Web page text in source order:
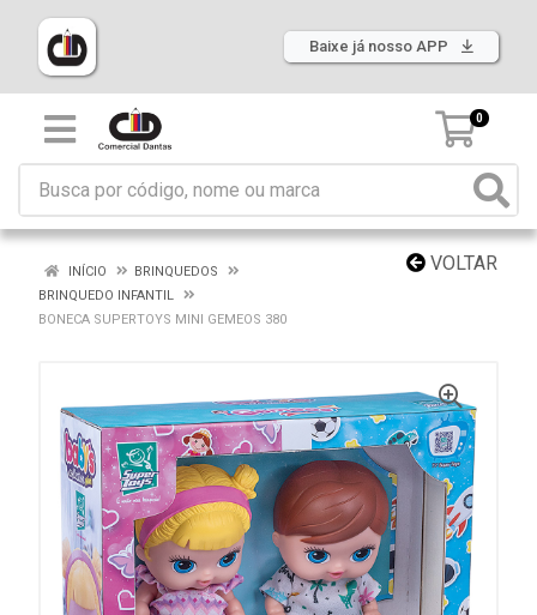
Baixe já nosso APP
0
VOLTAR
INÍCIO
BRINQUEDOS
BRINQUEDO INFANTIL
BONECA SUPERTOYS MINI GEMEOS 380